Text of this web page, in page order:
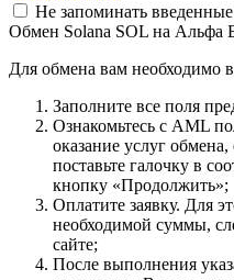
Не запоминать
Обмен Solana SOL на Альфа
Для обмена вам необходимо
Заполните все поля
Ознакомьтесь с AML
оказание услуг
поставьте галочку в
кнопку «Продолжить»;
Оплатите заявку. Для
необходимой суммы,
сайте;
После выполнения